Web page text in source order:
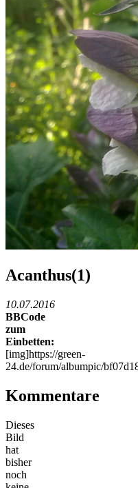
Acanthus(1)
10.07.2016
BBCode
zum
Einbetten:
[img]https://green-
24.de/forum/albumpic/
Kommentare
Dieses
Bild
hat
bisher
noch